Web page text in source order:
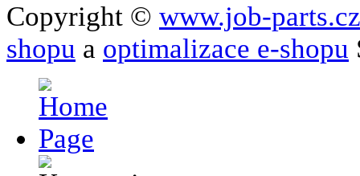
Copyright © www.job-parts.cz
shopu a optimalizace e-shopu